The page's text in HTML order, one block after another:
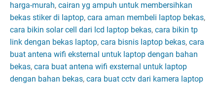
harga-murah, cairan yg ampuh untuk membersihkan
bekas stiker di laptop, cara aman membeli laptop bekas,
cara bikin solar cell dari lcd laptop bekas, cara bikin tp
link dengan bekas laptop, cara bisnis laptop bekas, cara
buat antena wifi eksternal untuk laptop dengan bahan
bekas, cara buat antena wifi exsternal untuk laptop
dengan bahan bekas, cara buat cctv dari kamera laptop